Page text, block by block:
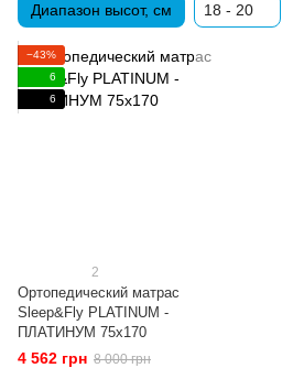
Диапазон высот, см 18 - 20
−43%
6
6
2
Ортопедический матрас
Sleep&Fly PLATINUM -
ПЛАТИНУМ 75x170
4 562 грн 8 000 грн